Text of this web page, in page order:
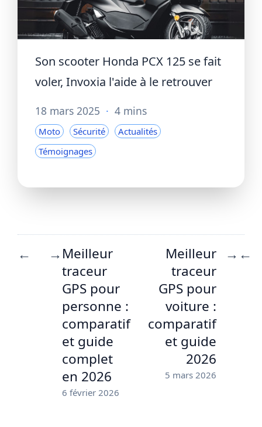
Son scooter Honda PCX 125 se fait
voler, Invoxia l'aide à le retrouver
18 mars 2025 · 4 mins
Moto Sécurité
Actualités
Témoignages
← →Meilleur
traceur
GPS pour
personne :
comparatif
et guide
complet
en 2026
6 février 2026
Meilleur
traceur
GPS pour
voiture :
comparatif
et guide
2026
5 mars 2026
→ ←